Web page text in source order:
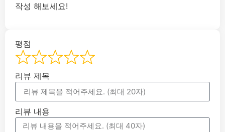
작성 해보세요!
평점
리뷰 제목
리뷰 내용